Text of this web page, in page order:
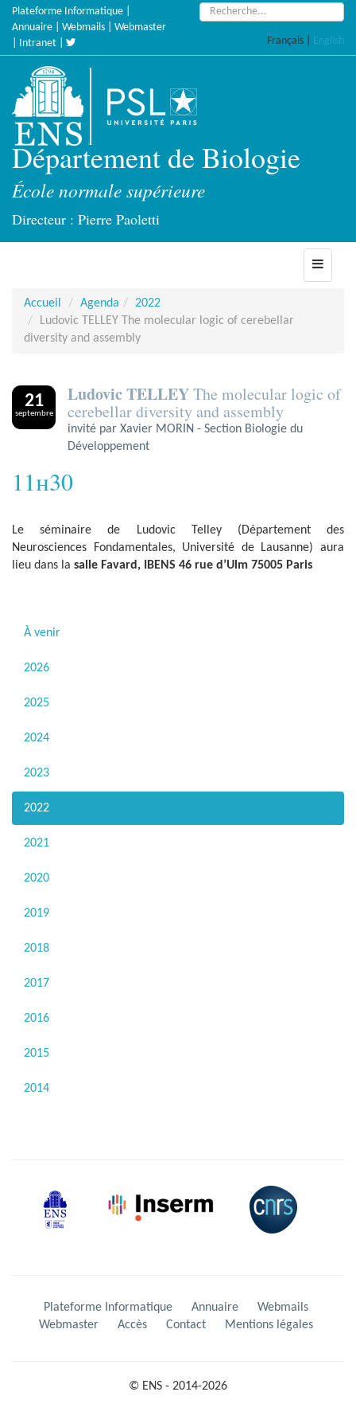
Accèder
directement
Plateforme Informatique
Annuaire
Webmails
Webmaster
Intranet
Rechercher :
Français English
Département de Biologie
École normale supérieure
Directeur : Pierre Paoletti
Toggle
Accueil
Agenda
2022
Ludovic TELLEY The molecular logic of cerebellar
diversity and assembly
21
septembre
Ludovic TELLEYThe molecular logic of
cerebellar diversity and assembly
invité par Xavier MORIN - Section Biologie du
Développement
11h30
Le séminaire de Ludovic Telley (Département des
Neurosciences Fondamentales, Université de Lausanne) aura
lieu dans la salle Favard, IBENS 46 rue d’Ulm 75005 Paris
À venir
2026
2025
2024
2023
2022
2021
2020
2019
2018
2017
2016
2015
2014
Plateforme Informatique Annuaire
Webmails
Webmaster
Accès Contact Mentions légales
© ENS - 2014-2026